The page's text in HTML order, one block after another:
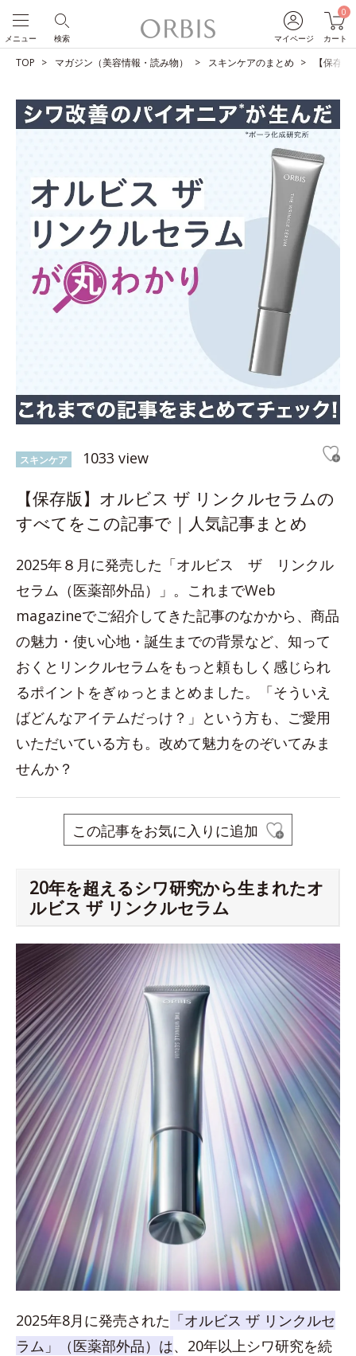
マイページ
0
カート
検索
メニュー
TOP マガジン（美容情報・読み物） スキンケアのまとめ 【保存
スキンケア 1033 view
【保存版】オルビス ザ リンクルセラムの
すべてをこの記事で｜人気記事まとめ
2025年８月に発売した「オルビス ザ リンクル
セラム（医薬部外品）」。これまでWeb
magazineでご紹介してきた記事のなかから、商品
の魅力・使い心地・誕生までの背景など、知って
おくとリンクルセラムをもっと頼もしく感じられ
るポイントをぎゅっとまとめました。「そういえ
ばどんなアイテムだっけ？」という方も、ご愛用
いただいている方も。改めて魅力をのぞいてみま
せんか？
この記事をお気に入りに追加
20年を超えるシワ研究から生まれたオ
ルビス ザ リンクルセラム
2025年8月に発売された 「オルビス ザ リンクルセ
ラム」（医薬部外品）は、20年以上シワ研究を続